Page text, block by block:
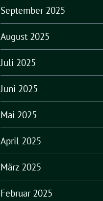
September 2025
August 2025
Juli 2025
Juni 2025
Mai 2025
April 2025
März 2025
Februar 2025